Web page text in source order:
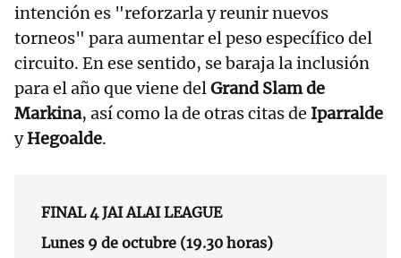
intención es "reforzarla y reunir nuevos
torneos" para aumentar el peso específico del
circuito. En ese sentido, se baraja la inclusión
para el año que viene delGrand Slam de
Markina, así como la de otras citas de Iparralde
yHegoalde.
FINAL 4 JAI ALAI LEAGUE
Lunes 9 de octubre (19.30 horas)